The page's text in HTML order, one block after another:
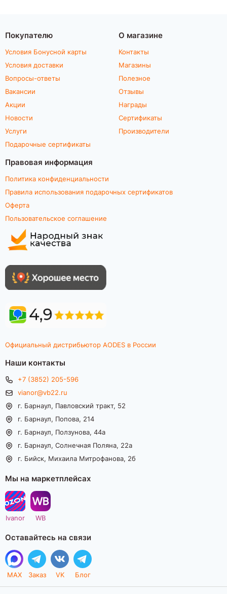
Покупателю
Условия Бонусной карты
Условия доставки
Вопросы-ответы
Вакансии
Акции
Новости
Услуги
Подарочные сертификаты
О магазине
Контакты
Магазины
Полезное
Отзывы
Награды
Сертификаты
Производители
Правовая информация
Политика конфиденциальности
Правила использования подарочных сертификатов
Оферта
Пользовательское соглашение
Официальный дистрибьютор AODES в России
Наши контакты
+7 (3852) 205-596
vianor@vb22.ru
г. Барнаул, Павловский тракт, 52
г. Барнаул, Попова, 214
г. Барнаул, Ползунова, 44а
г. Барнаул, Солнечная Поляна, 22а
г. Бийск, Михаила Митрофанова, 2б
Мы на маркетплейсах
Ivanor WB
Оставайтесь на связи
MAX Заказ VK Блог